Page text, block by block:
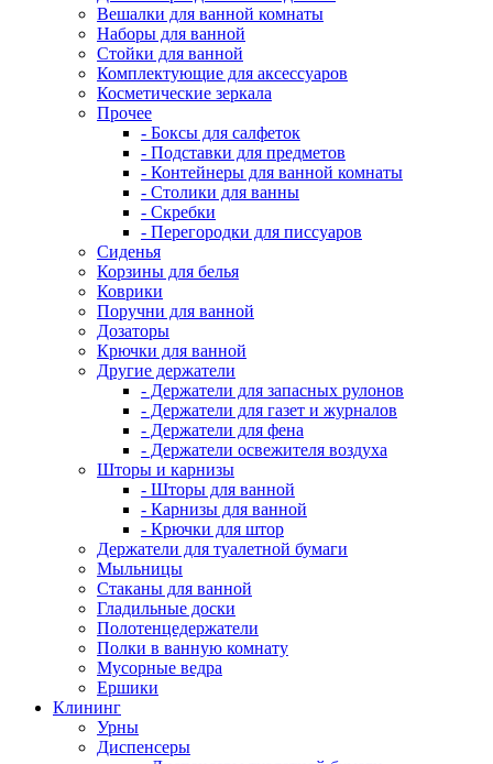
Вешалки для ванной комнаты
Наборы для ванной
Стойки для ванной
Комплектующие для аксессуаров
Косметические зеркала
Прочее
- Боксы для салфеток
- Подставки для предметов
- Контейнеры для ванной комнаты
- Столики для ванны
- Скребки
- Перегородки для писсуаров
Сиденья
Корзины для белья
Коврики
Поручни для ванной
Дозаторы
Крючки для ванной
Другие держатели
- Держатели для запасных рулонов
- Держатели для газет и журналов
- Держатели для фена
- Держатели освежителя воздуха
Шторы и карнизы
- Шторы для ванной
- Карнизы для ванной
- Крючки для штор
Держатели для туалетной бумаги
Мыльницы
Стаканы для ванной
Гладильные доски
Полотенцедержатели
Полки в ванную комнату
Мусорные ведра
Ершики
Клининг
Урны
Диспенсеры